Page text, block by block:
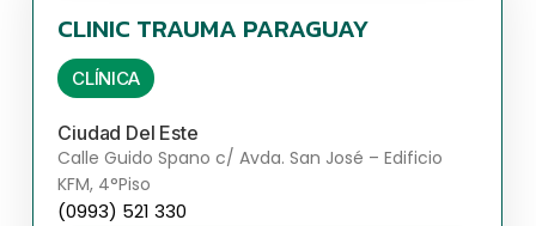
CLINIC TRAUMA PARAGUAY
CLÍNICA
Ciudad Del Este
Calle Guido Spano c/ Avda. San José – Edificio
KFM, 4°Piso
(0993) 521 330